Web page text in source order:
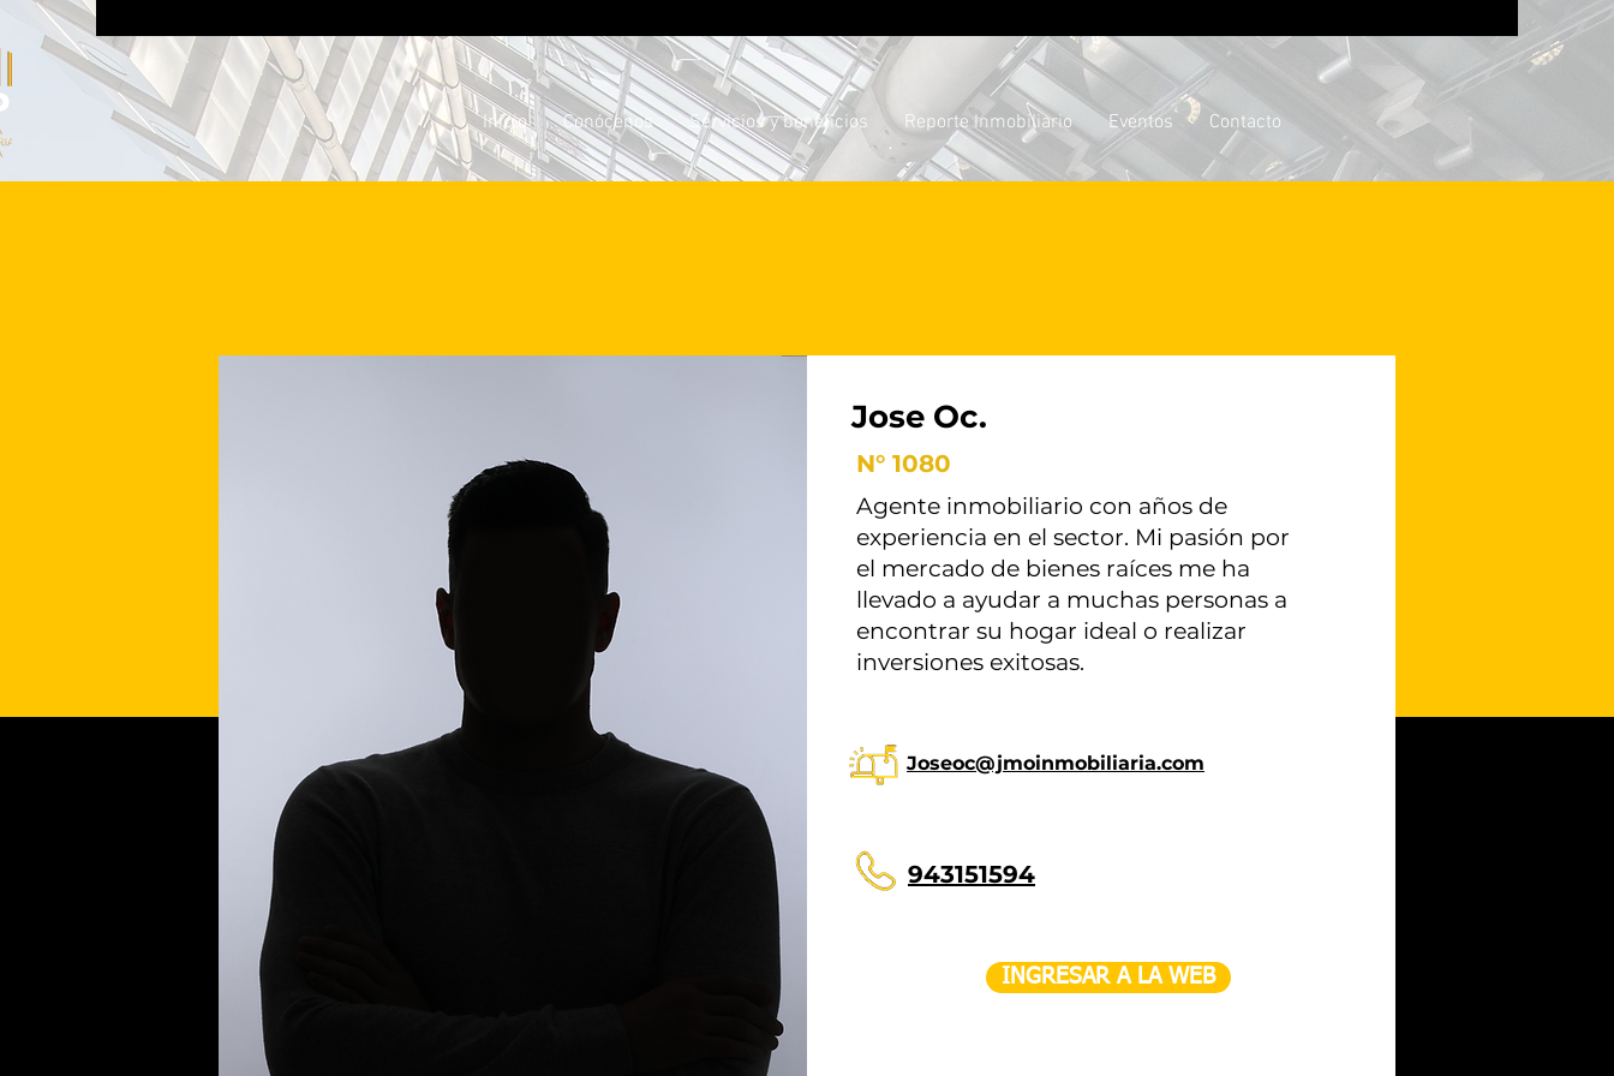
Inicio Conócenos Servicios y beneficios Reporte Inmobiliario Eventos Contacto
Jose Oc.
N° 1080
Agente inmobiliario con años de
experiencia en el sector. Mi pasión por
el mercado de bienes raíces me ha
llevado a ayudar a muchas personas a
encontrar su hogar ideal o realizar
inversiones exitosas.
Joseoc@jmoinmobiliaria.com
943151594
INGRESAR A LA WEB